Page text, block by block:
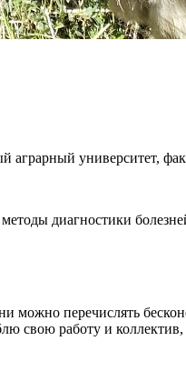
аграрный университет,
диагностики
перечислять
свою работу и коллектив,